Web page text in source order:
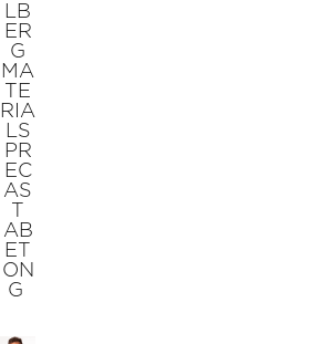
LB
ER
G
MA
TE
RIA
LS
PR
EC
AS
AB
ET
ON
G